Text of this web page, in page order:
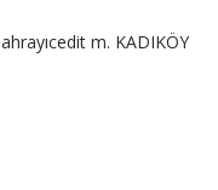
m. KADIKÖY